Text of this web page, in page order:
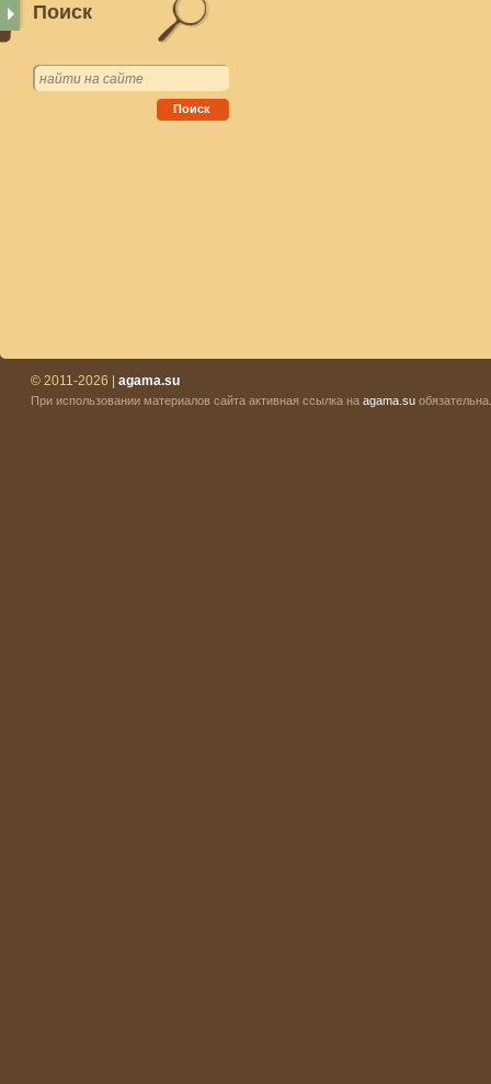
Поиск
Поиск
© 2011-2026 | agama.su
При использовании материалов сайта активная ссылка на agama.su обязательна.